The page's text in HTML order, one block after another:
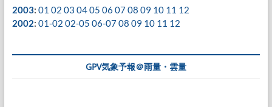
2003: 01 02 03 0405 06 0708 09 10 11 12
2002: 01-02 02-05 06-0708 09 10 11 12
GPV気象予報＠雨量・雲量